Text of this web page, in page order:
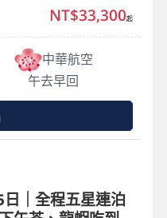
中華航空
午去早回
NT$33,300起
｜全程五星連泊